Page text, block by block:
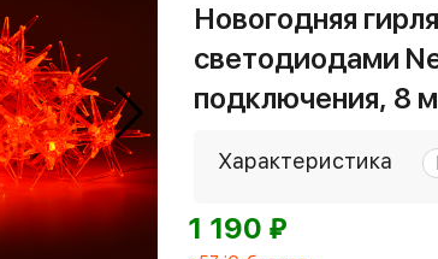
Новогодняя
светодиодами
подключения, 8
Характеристика
1 190 ⃏